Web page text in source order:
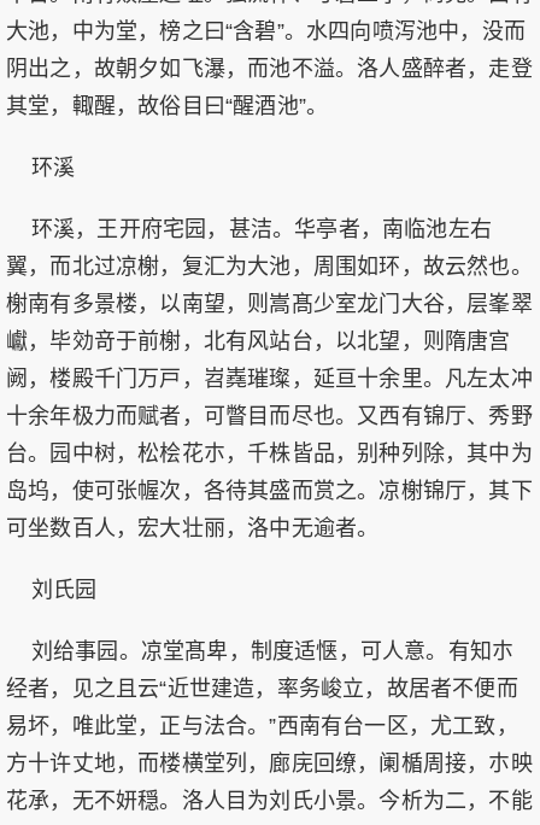
大池，中为堂，榜之曰“含碧”。水四向喷泻池中，没而
阴出之，故朝夕如飞瀑，而池不溢。洛人盛醉者，走登
其堂，輙醒，故俗目曰“醒酒池”。
环溪
环溪，王开府宅园，甚洁。华亭者，南临池左右
翼，而北过凉榭，复汇为大池，周围如环，故云然也。
榭南有多景楼，以南望，则嵩髙少室龙门大谷，层峯翠
巘，毕効竒于前榭，北有风站台，以北望，则隋唐宫
阙，楼殿千门万戸，岧嶤璀璨，延亘十余里。凡左太冲
十余年极力而赋者，可瞥目而尽也。又西有锦厅、秀野
台。园中树，松桧花朩，千株皆品，别种列除，其中为
岛坞，使可张幄次，各待其盛而赏之。凉榭锦厅，其下
可坐数百人，宏大壮丽，洛中无逾者。
刘氏园
刘给事园。凉堂髙卑，制度适惬，可人意。有知朩
经者，见之且云“近世建造，率务峻立，故居者不便而
易坏，唯此堂，正与法合。”西南有台一区，尤工致，
方十许丈地，而楼横堂列，廊庑回缭，阑楯周接，朩映
花承，无不妍穏。洛人目为刘氏小景。今析为二，不能